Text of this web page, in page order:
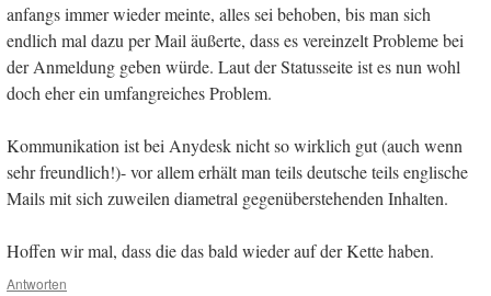
anfangs immer wieder meinte, alles sei behoben, bis man sich
endlich mal dazu per Mail äußerte, dass es vereinzelt Probleme bei
der Anmeldung geben würde. Laut der Statusseite ist es nun wohl
doch eher ein umfangreiches Problem.
Kommunikation ist bei Anydesk nicht so wirklich gut (auch wenn
sehr freundlich!)- vor allem erhält man teils deutsche teils englische
Mails mit sich zuweilen diametral gegenüberstehenden Inhalten.
Hoffen wir mal, dass die das bald wieder auf der Kette haben.
Antworten